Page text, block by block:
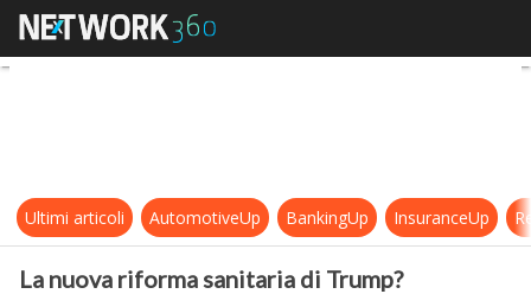
La nuova riforma sanitaria di
Ultimi articoli AutomotiveUp BankingUp InsuranceUp
La nuova riforma sanitaria di Trump?